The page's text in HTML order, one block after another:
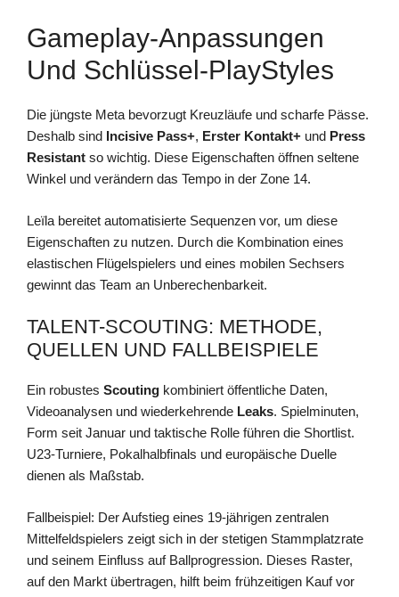
Gameplay-Anpassungen
Und Schlüssel-PlayStyles
Die jüngste Meta bevorzugt Kreuzläufe und scharfe Pässe.
Deshalb sind Incisive Pass+, Erster Kontakt+ und Press
Resistant so wichtig. Diese Eigenschaften öffnen seltene
Winkel und verändern das Tempo in der Zone 14.
Leïla bereitet automatisierte Sequenzen vor, um diese
Eigenschaften zu nutzen. Durch die Kombination eines
elastischen Flügelspielers und eines mobilen Sechsers
gewinnt das Team an Unberechenbarkeit.
TALENT-SCOUTING: METHODE,
QUELLEN UND FALLBEISPIELE
Ein robustes Scouting kombiniert öffentliche Daten,
Videoanalysen und wiederkehrende Leaks. Spielminuten,
Form seit Januar und taktische Rolle führen die Shortlist.
U23-Turniere, Pokalhalbfinals und europäische Duelle
dienen als Maßstab.
Fallbeispiel: Der Aufstieg eines 19-jährigen zentralen
Mittelfeldspielers zeigt sich in der stetigen Stammplatzrate
und seinem Einfluss auf Ballprogression. Dieses Raster,
auf den Markt übertragen, hilft beim frühzeitigen Kauf vor